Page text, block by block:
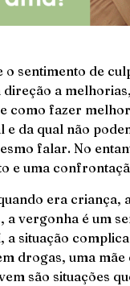
o sentimento de
direção a
como fazer
e da qual não
falar. No
e uma
era
a vergonha é um
a situação
drogas, uma mãe
são situações